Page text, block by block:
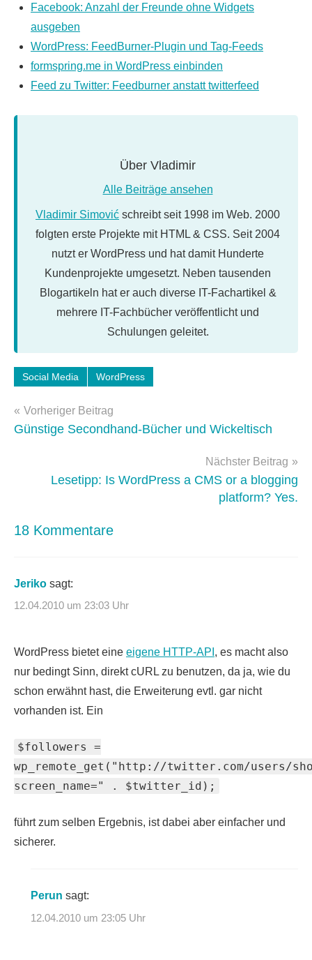
Facebook: Anzahl der Freunde ohne Widgets
ausgeben
WordPress: FeedBurner-Plugin und Tag-Feeds
formspring.me in WordPress einbinden
Feed zu Twitter: Feedburner anstatt twitterfeed
Über Vladimir
Alle Beiträge ansehen
Vladimir Simović schreibt seit 1998 im Web. 2000
folgten erste Projekte mit HTML & CSS. Seit 2004
nutzt er WordPress und hat damit Hunderte
Kundenprojekte umgesetzt. Neben tausenden
Blogartikeln hat er auch diverse IT-Fachartikel &
mehrere IT-Fachbücher veröffentlicht und
Schulungen geleitet.
Schlagwörter:
twitter,
web
Social Media WordPress
Beitragsnavigation
Vorheriger Beitrag
Günstige Secondhand-Bücher und Wickeltisch
Nächster Beitrag
Lesetipp: Is WordPress a CMS or a blogging
platform? Yes.
18 Kommentare
Jeriko sagt:
12.04.2010 um 23:03 Uhr
WordPress bietet eine eigene HTTP-API , es macht also
nur bedingt Sinn, direkt cURL zu benutzen, da ja, wie du
schon erwähnt hast, die Erweiterung evtl. gar nicht
vorhanden ist. Ein
$followers =
wp_remote_get("http://twitter.com/users/
screen_name=" . $twitter_id);
führt zum selben Ergebnis, ist dabei aber einfacher und
sicherer.
Perun sagt:
12.04.2010 um 23:05 Uhr